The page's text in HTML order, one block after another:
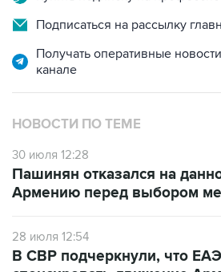
Получать оперативные
НОВОСТИ ПО ТЕМЕ
30 июля 12:28
Армению перед выбором
28 июля 12:54
спонсировать движение
ЕС